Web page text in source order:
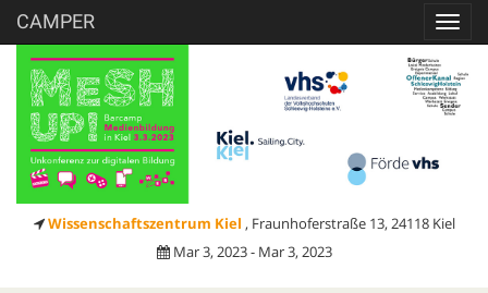
CAMPER
Wissenschaftszentrum Kiel , Fraunhoferstraße 13, 24118 Kiel
Mar 3, 2023 - Mar 3, 2023